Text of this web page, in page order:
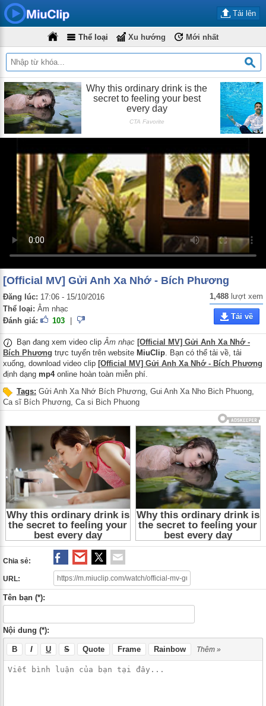
Tải lên
Thể loại Xu hướng Mới nhất
[Official MV] Gửi Anh Xa Nhớ - Bích Phương
Đăng lúc: 17:06 - 15/10/2016
Thể loại: Âm nhạc
Đánh giá:
103
1,488 lượt xem
Tải về
Bạn đang xem video clipÂm nhạc [Official MV] Gửi Anh Xa Nhớ -
Bích Phương trực tuyến trên website MiuClip. Bạn có thể tải về, tải
xuống, download video clip [Official MV] Gửi Anh Xa Nhớ - Bích Phương
định dạng mp4online hoàn toàn miễn phí.
Tags: Gửi Anh Xa Nhớ Bích Phương, Gui Anh Xa Nho Bich Phuong,
Ca sĩ Bích Phương Ca si Bich Phuong
Chia sẻ:
URL:
Tên bạn (*):
Nội dung (*):
B I U S Quote Frame Rainbow Thêm »